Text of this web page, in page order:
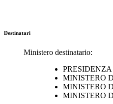
Destinatari
Ministero destinatario:
MINISTERO
MINISTERO
MINISTERO